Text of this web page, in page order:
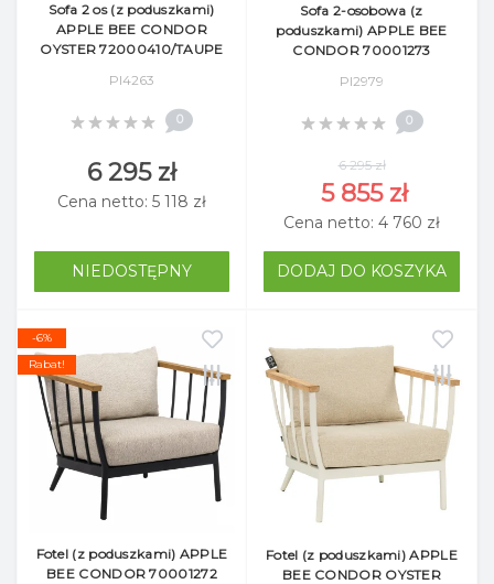
Sofa 2 os (z poduszkami)
APPLE BEE CONDOR
OYSTER 72000410/TAUPE
Pl4263
0
6 295 zł
Cena netto: 5 118 zł
NIEDOSTĘPNY
Sofa 2-osobowa (z
poduszkami) APPLE BEE
CONDOR 70001273
Pl2979
0
6 295 zł
5 855 zł
Cena netto: 4 760 zł
DODAJ DO KOSZYKA
-6%
Rabat!
Fotel (z poduszkami) APPLE
BEE CONDOR 70001272
Fotel (z poduszkami) APPLE
BEE CONDOR OYSTER